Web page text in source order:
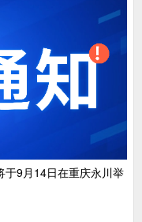
于9月14日在重庆永川举